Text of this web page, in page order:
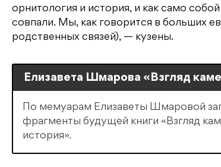
орнитология и история, и как само
совпали. Мы, как говорится в больших
родственных связей), — кузены.
Елизавета Шмарова «Взгляд
По мемуарам Елизаветы Шмаровой
фрагменты будущей книги «Взгляд
история».